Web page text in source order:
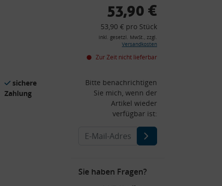
sichere
Zahlung
53,90 €
53,90 € pro Stück
inkl. gesetzl. MwSt., zzgl.
Versandkosten
Zur Zeit nicht lieferbar
Bitte benachrichtigen
Sie mich, wenn der
Artikel wieder
verfügbar ist:
Sie haben Fragen?